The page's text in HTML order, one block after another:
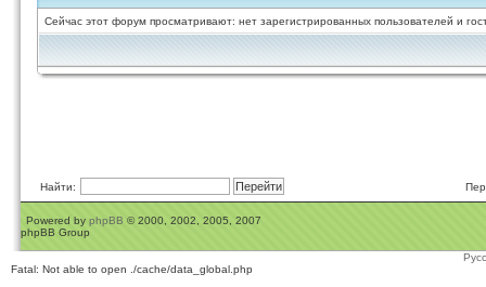
Сейчас этот форум просматривают: нет зарегистрированных пользователей и
Найти:
Powered by phpBB © 2000, 2002, 2005, 2007
phpBB Group
Fatal: Not able to open ./cache/data_global.php